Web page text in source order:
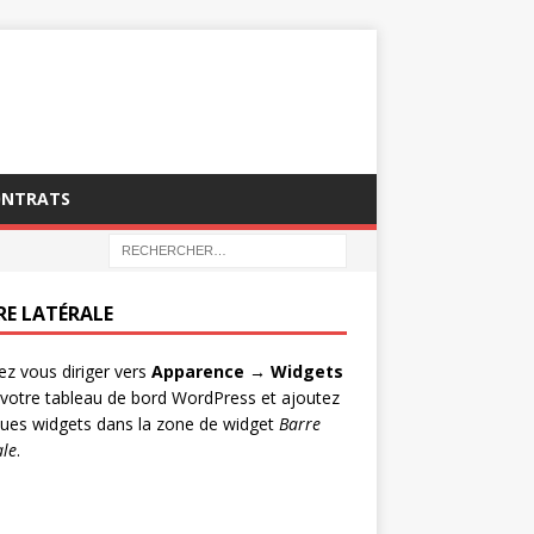
LATÉRALE
vous diriger vers Apparence → Widgets
tableau de bord WordPress et ajoutez
widgets dans la zone de widget Barre
.